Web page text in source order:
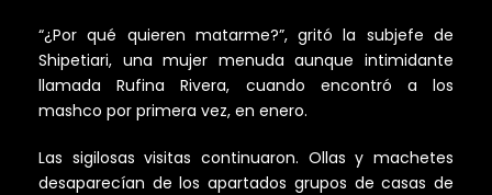
“¿Por qué quieren matarme?”, gritó la subjefe de
Shipetiari, una mujer menuda aunque intimidante
llamada Rufina Rivera, cuando encontró a los
mashco por primera vez, en enero.
Las sigilosas visitas continuaron. Ollas y machetes
desaparecían de los apartados grupos de casas de